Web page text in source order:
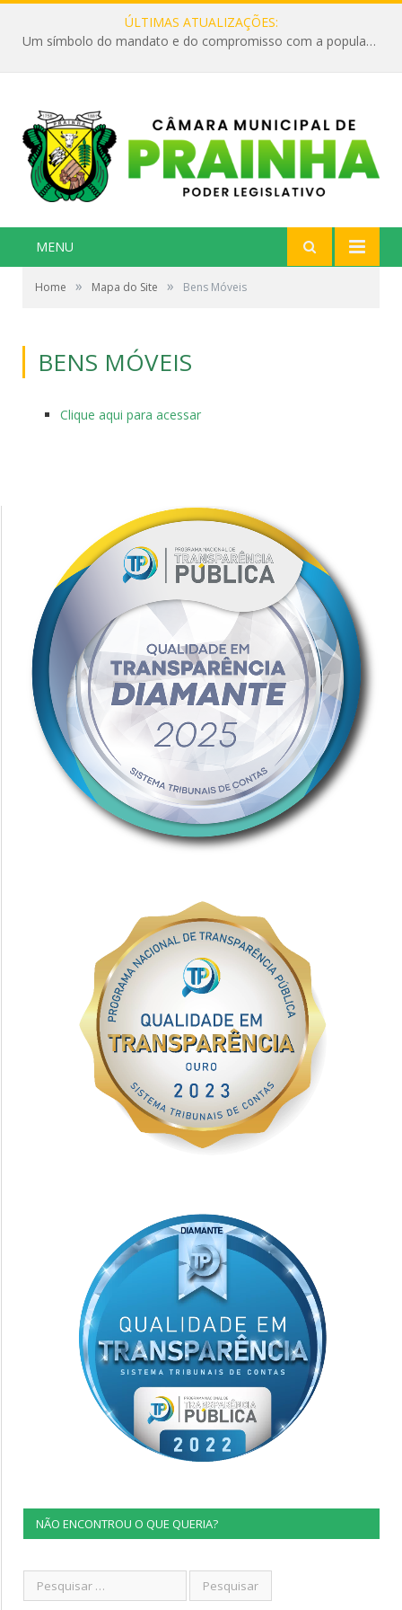
ÚLTIMAS ATUALIZAÇÕES:
Um símbolo do mandato e do compromisso com a população
MENU
Home » Mapa do Site » Bens Móveis
BENS MÓVEIS
Clique aqui para acessar
NÃO ENCONTROU O QUE QUERIA?